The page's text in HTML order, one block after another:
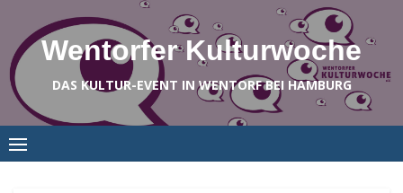
contentWentorfer Kulturwoche
DAS KULTUR-EVENT IN WENTORF BEI HAMBURG